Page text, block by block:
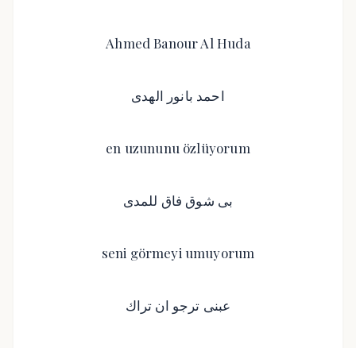
Ahmed Banour Al Huda
احمد بانور الهدى
en uzununu özlüyorum
بى شوق فاق للمدى
seni görmeyi umuyorum
عبنى ترجو ان تراك